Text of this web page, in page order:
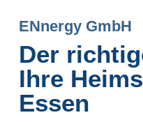
ENnergy GmbH
Der
Ihre
Essen